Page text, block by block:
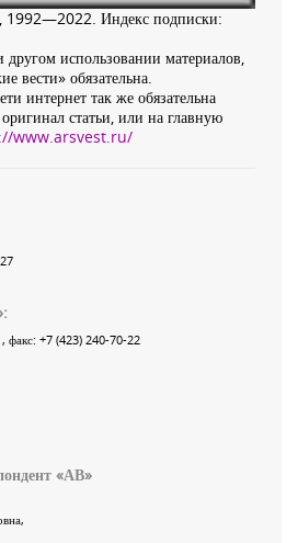
1992—2022. Индекс подписки:
использовании материалов,
вести» обязательна.
интернет так же обязательна
статьи, или на главную
www.arsvest.ru/
, факс: +7 (423) 240-70-22
«АВ»